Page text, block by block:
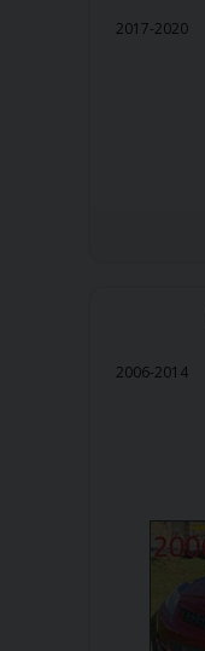
2017-2020
2006-2014